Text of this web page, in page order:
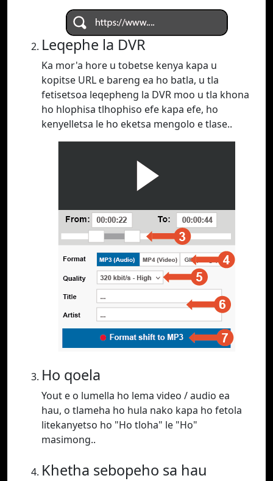
Leqephe la DVR
Ka mor'a hore u tobetse kenya kapa u
kopitse URL e bareng ea ho batla, u tla
fetisetsoa leqepheng la DVR moo u tla khona
ho hlophisa tlhophiso efe kapa efe, ho
kenyelletsa le ho eketsa mengolo e tlase..
Ho qoela
Yout e o lumella ho lema video / audio ea
hau, o tlameha ho hula nako kapa ho fetola
litekanyetso ho "Ho tloha" le "Ho"
masimong..
Khetha sebopeho sa hau